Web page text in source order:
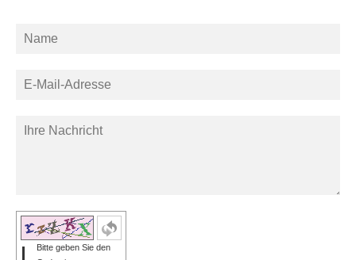
Bitte geben Sie den